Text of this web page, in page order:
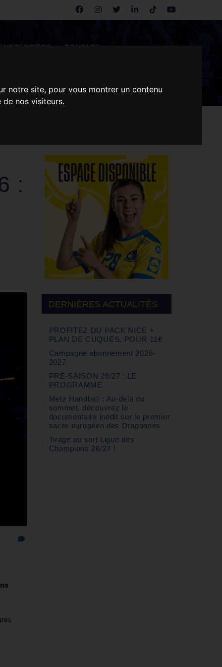
notre site, pour vous montrer un contenu
nos visiteurs.
CONTACT
:
DERNIÈRES ACTUALITÉS
PROFITEZ DU PACK NICE +
PLAN DE CUQUES, POUR 11€
Campagne abonnement 2026-
2027.
PRÉ-SAISON 26/27 : LE
PROGRAMME
Metz Handball : Au-delà du
sommet, découvrez le
documentaire inédit sur le premier
sacre européen des Dragonnes
Tirage au sort Ligue des
Champions 26/27 !